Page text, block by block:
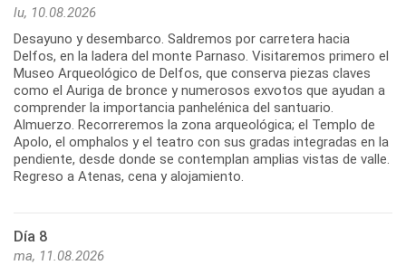
lu, 10.08.2026
Desayuno y desembarco. Saldremos por carretera hacia
Delfos, en la ladera del monte Parnaso. Visitaremos primero el
Museo Arqueológico de Delfos, que conserva piezas claves
como el Auriga de bronce y numerosos exvotos que ayudan a
comprender la importancia panhelénica del santuario.
Almuerzo. Recorreremos la zona arqueológica; el Templo de
Apolo, el omphalos y el teatro con sus gradas integradas en la
pendiente, desde donde se contemplan amplias vistas de valle.
Regreso a Atenas, cena y alojamiento.
Día 8
ma, 11.08.2026